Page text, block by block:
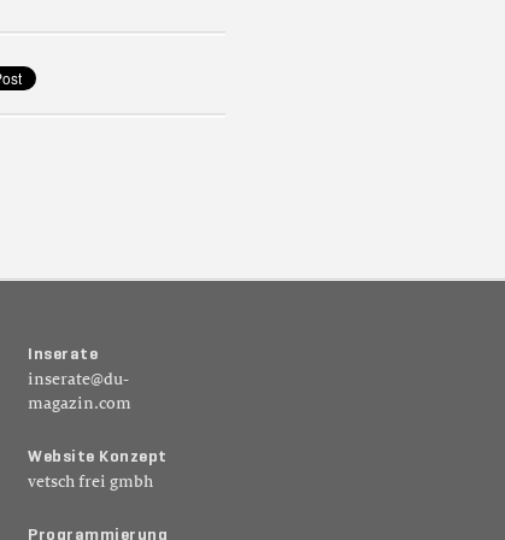
I nser at e
inserate@du-
magazin.com
Web si te Kon zept
vetsch frei gmbh
Pro gr am mi er un g